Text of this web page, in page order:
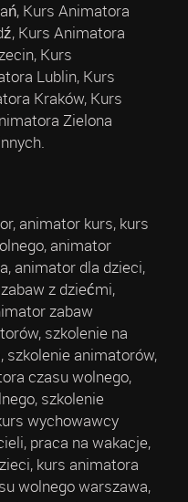
Kurs Animatora
Kurs Animatora
Kurs
Lublin, Kurs
Kraków, Kurs
Zielona
animator kurs, kurs
animator
animator dla dzieci,
z dziećmi,
zabaw
szkolenie na
szkolenie animatorów,
czasu wolnego,
szkolenie
wychowawcy
praca na wakacje,
kurs animatora
wolnego warszawa,